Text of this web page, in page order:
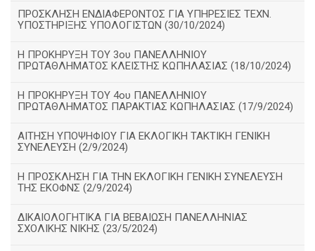
ΠΡΟΣΚΛΗΣΗ ΕΝΔΙΑΦΕΡΟΝΤΟΣ ΓΙΑ ΥΠΗΡΕΣΙΕΣ ΤΕΧΝ.
ΥΠΟΣΤΗΡΙΞΗΣ ΥΠΟΛΟΓΙΣΤΩΝ (30/10/2024)
Η ΠΡΟΚΗΡΥΞΗ ΤΟΥ 3ου ΠΑΝΕΛΛΗΝΙΟΥ
ΠΡΩΤΑΘΛΗΜΑΤΟΣ ΚΛΕΙΣΤΗΣ ΚΩΠΗΛΑΣΙΑΣ (18/10/2024)
Η ΠΡΟΚΗΡΥΞΗ ΤΟΥ 4ου ΠΑΝΕΛΛΗΝΙΟΥ
ΠΡΩΤΑΘΛΗΜΑΤΟΣ ΠΑΡΑΚΤΙΑΣ ΚΩΠΗΛΑΣΙΑΣ (17/9/2024)
ΑΙΤΗΣΗ ΥΠΟΨΗΦΙΟΥ ΓΙΑ ΕΚΛΟΓΙΚΗ ΤΑΚΤΙΚΗ ΓΕΝΙΚΗ
ΣΥΝΕΛΕΥΣΗ (2/9/2024)
Η ΠΡΟΣΚΛΗΣΗ ΓΙΑ ΤΗΝ ΕΚΛΟΓΙΚΗ ΓΕΝΙΚΗ ΣΥΝΕΛΕΥΣΗ
ΤΗΣ ΕΚΟΦΝΣ (2/9/2024)
ΔΙΚΑΙΟΛΟΓΗΤΙΚΑ ΓΙΑ ΒΕΒΑΙΩΣΗ ΠΑΝΕΛΛΗΝΙΑΣ
ΣΧΟΛΙΚΗΣ ΝΙΚΗΣ (23/5/2024)